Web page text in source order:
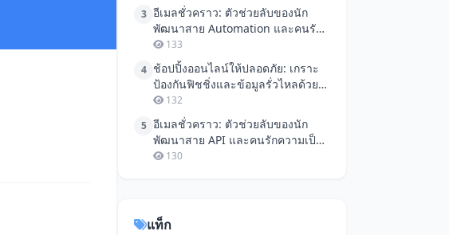
3 อีเมลชั่วคราว: ตัวช่วยลับของนัก
พัฒนาสาย Automation และคนรัก
ความเป็นส่วนตัว
133
4 ช้อปปิ้งออนไลน์ให้ปลอดภัย: เกราะ
ป้องกันฟิชชิ่งและข้อมูลรั่วไหลด้วย
อีเมลใช้แล้วทิ้ง
132
5 อีเมลชั่วคราว: ตัวช่วยลับของนัก
พัฒนาสาย API และคนรักความเป็น
ส่วนตัว
130
แท็ก